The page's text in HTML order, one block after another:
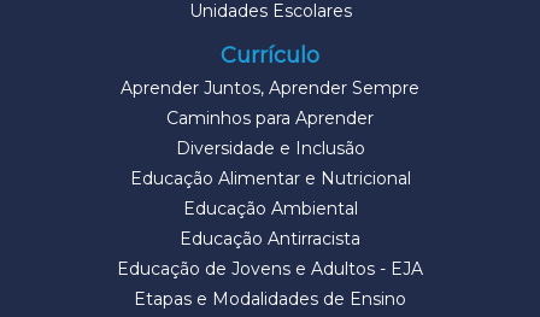
Unidades Escolares
Currículo
Aprender Juntos, Aprender Sempre
Caminhos para Aprender
Diversidade e Inclusão
Educação Alimentar e Nutricional
Educação Ambiental
Educação Antirracista
Educação de Jovens e Adultos - EJA
Etapas e Modalidades de Ensino